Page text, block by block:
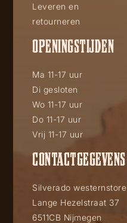
Leveren en
retourneren
OPENINGSTIJDEN
Ma 11-17 uur
Di gesloten
Wo 11-17 uur
Do 11-17 uur
Vrij 11-17 uur
CONTACTGEGEVENS
Silverado westernstore
Lange Hezelstraat 37
6511CB Nijmegen